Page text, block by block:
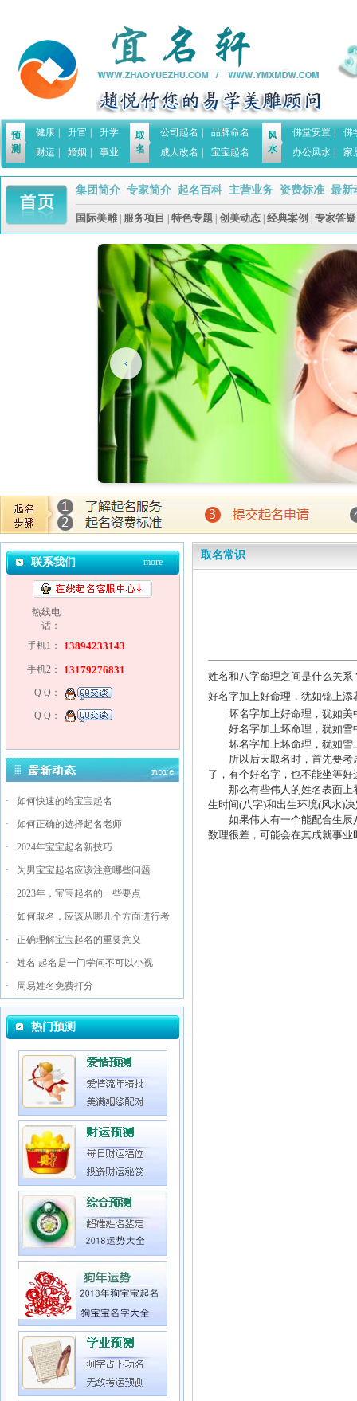
预
测
健康 升官
升学
财运
婚姻 事业
取
名
公司起名
品牌命名
成人改名
宝宝起名
风
水
佛堂安置
佛
办公风水
家
集团简介| 专家简介| 起名百科| 主营业务| 资费标准| 最新
国际美雕| 服务项目 特色专题| 创美动态| 经典案例 专家答疑
联系我们 more
热线电
话：
手机1：
13894233143
手机2： 13179276831
Q Q：
Q Q：
· 如何快速的给宝宝起名
· 如何正确的选择起名老师
· 2024年宝宝起名新技巧
· 为男宝宝起名应该注意哪些问题
· 2023年，宝宝起名的一些要点
· 如何取名，应该从哪几个方面进行考
· 正确理解宝宝起名的重要意义
· 姓名 起名是一门学问不可以小视
· 周易姓名免费打分
热门预测
取名常识
姓名和八字命理之间是什么关系
好名字加上好命理，犹如锦上添
坏名字加上好命理，犹如美
好名字加上坏命理，犹如雪
坏名字加上坏命理，犹如雪
所以后天取名时，首先要考
了，有个好名字，也不能坐等
那么有些伟人的姓名表面上
生时间(八字)和出生环境(风水)
如果伟人有一个能配合生辰
数理很差，可能会在其成就事